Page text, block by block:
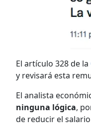
El artículo 328 de la
y revisará esta
El analista
ninguna lógica,
de reducir el